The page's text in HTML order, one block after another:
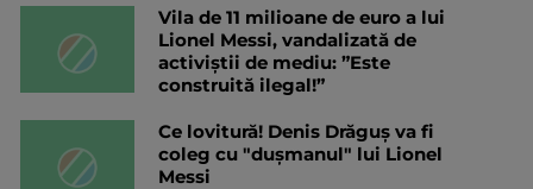
Vila de 11 milioane de euro a lui
Lionel Messi, vandalizată de
activiștii de mediu: ”Este
construită ilegal!”
Ce lovitură! Denis Drăguș va fi
coleg cu "dușmanul" lui Lionel
Messi